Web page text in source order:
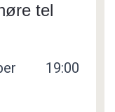
tel
19:00